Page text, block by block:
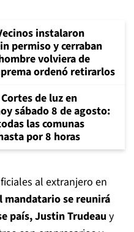
instalaron
permiso y cerraban
volviera de
ordenó retirarlos
Cortes de luz en
sábado 8 de agosto:
las comunas
por 8 horas
al extranjero en
mandatario se reunirá
país, Justin Trudeau y